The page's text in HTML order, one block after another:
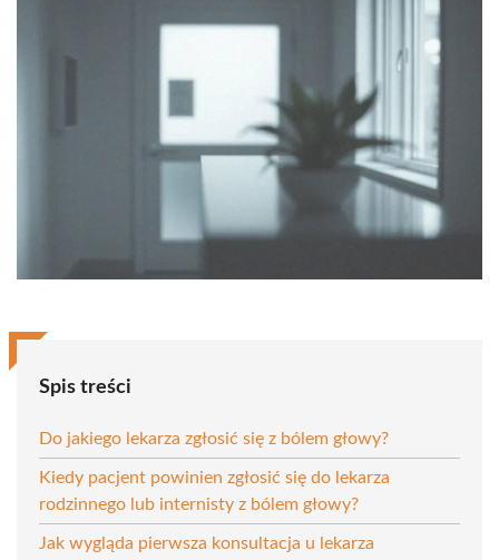
Spis treści
Do jakiego lekarza zgłosić się z bólem głowy?
Kiedy pacjent powinien zgłosić się do lekarza
rodzinnego lub internisty z bólem głowy?
Jak wygląda pierwsza konsultacja u lekarza